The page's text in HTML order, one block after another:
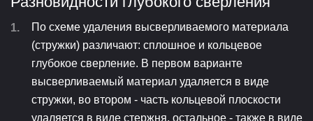
По схеме удаления высверливаемого материала
(стружки) различают: сплошное и кольцевое
глубокое сверление. В первом варианте
высверливаемый материал удаляется в виде
стружки, во втором - часть кольцевой плоскости
удаляется в виде стержня, остальное - также в виде